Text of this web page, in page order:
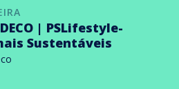
| PSLifestyle-
Sustentáveis